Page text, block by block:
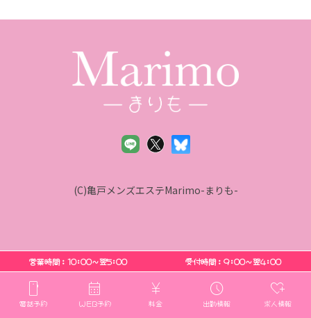
(C)亀戸メンズエステMarimo-まりも-
営業時間：10:00〜翌5:00 受付時間：9:00〜翌4:00
smartphone
電話予約
calendar_month
WEB予約
currency_yen
料金
schedule
出勤情報
heart_plus
求人情報